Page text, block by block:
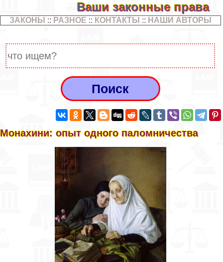
Ваши законные права
ЗАКОНЫ :: РАЗНОЕ :: КОНТАКТЫ :: НАШИ АВТОРЫ
Монахини: опыт одного паломничества